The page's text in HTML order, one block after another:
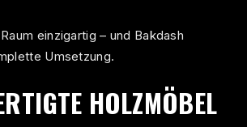
einzigartig – und Bakdash
Umsetzung.
HOLZMÖBEL